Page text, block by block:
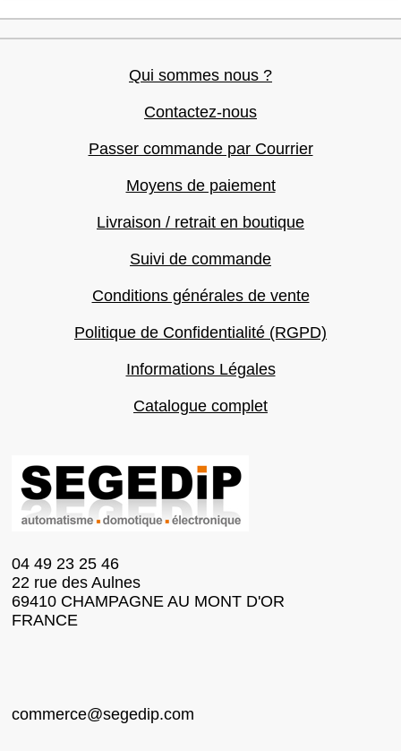
Qui sommes nous ?
Contactez-nous
Passer commande par Courrier
Moyens de paiement
Livraison / retrait en boutique
Suivi de commande
Conditions générales de vente
Politique de Confidentialité (RGPD)
Informations Légales
Catalogue complet
04 49 23 25 46
22 rue des Aulnes
69410 CHAMPAGNE AU MONT D'OR
FRANCE
commerce@segedip.com